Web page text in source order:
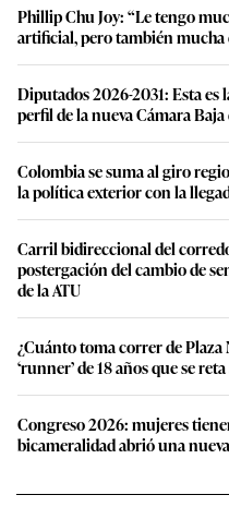
Phillip Chu Joy: “Le tengo
artificial, pero también mucha
Diputados 2026-2031: Esta es
perfil de la nueva Cámara
Colombia se suma al giro
la política exterior con la
Carril bidireccional del
postergación del cambio de
de la ATU
¿Cuánto toma correr de
‘runner’ de 18 años que se
Congreso 2026: mujeres
bicameralidad abrió una